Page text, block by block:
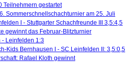
Teilnehmern gestartet
Sommerschnellschachturnier am 25. Juli
I - Stuttgarter Schachfreunde III 3,5:4,5
gewinnt das Februar-Blitzturnier
- Leinfelden 1:3
Kids Bernhausen I - SC Leinfelden II: 3,5:0,5
Rafael Kloth gewinnt